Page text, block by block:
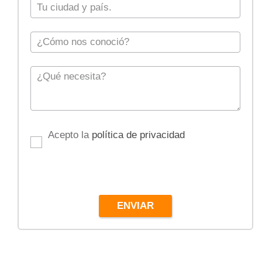
Acepto la política de privacidad
ENVIAR